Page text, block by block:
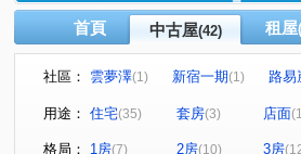
首頁 中古屋(42) 租屋
社區： 雲夢澤(1) 新宿一期(1) 路易
建國學苑
新潤幸福莊園(1)
用途： 住宅(35) 套房(3) 店面
格局： 1房(7) 2房(10) 3房